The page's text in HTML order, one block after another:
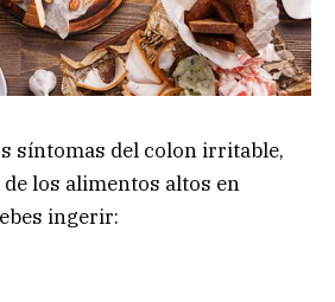
síntomas del colon irritable,
los alimentos altos en
ingerir: